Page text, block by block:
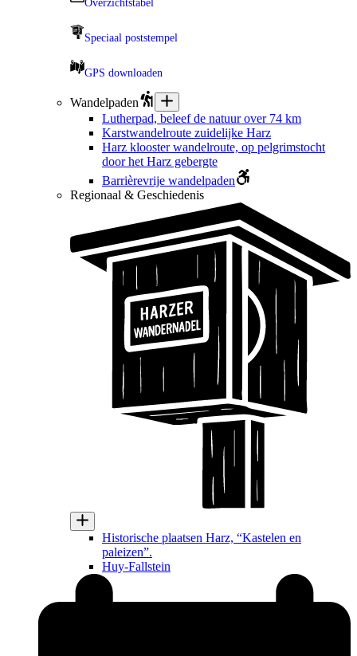
Overzichtstabel
Speciaal poststempel
GPS downloaden
Wandelpaden
Lutherpad, beleef de natuur over 74 km
Karstwandelroute zuidelijke Harz
Harz klooster wandelroute, op pelgrimstocht
door het Harz gebergte
Barrièrevrije wandelpaden
Regionaal & Geschiedenis
Historische plaatsen Harz, “Kastelen en
paleizen”.
Huy-Fallstein